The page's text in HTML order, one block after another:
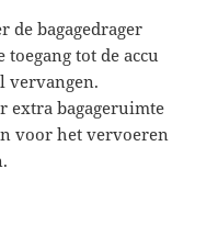
de bagagedrager
tot de accu
vervangen.
extra bagageruimte
voor het vervoeren